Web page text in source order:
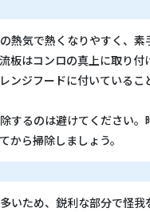
熱気で熱くなりやすく、素
板はコンロの真上に取り付
ンジフードに付いているこ
するのは避けてください。
から掃除しましょう。
いため、鋭利な部分で怪我